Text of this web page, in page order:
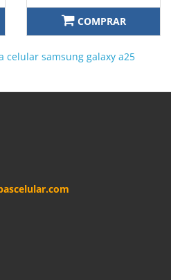
COMPRAR
celular samsung galaxy a25